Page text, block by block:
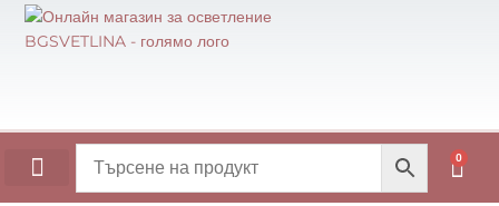
Skip
0
Cart